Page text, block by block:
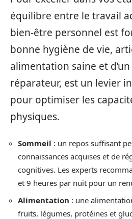
équilibre entre le travail
bien-être personnel est
bonne hygiène de vie,
alimentation saine et
réparateur, est un levier
pour optimiser les
physiques.
Sommeil : un repos suffisant
connaissances acquises et de
cognitives. Les experts
et 9 heures par nuit pour un
Alimentation : une
fruits, légumes, protéines et